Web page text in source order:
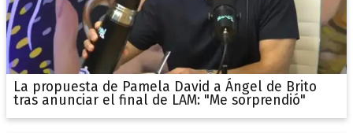
La propuesta de Pamela David a Ángel de Brito
tras anunciar el final de LAM: "Me sorprendió"